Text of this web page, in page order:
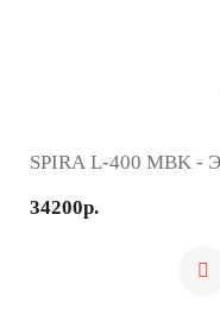
SPIRA L-400 MBK -
34200р.